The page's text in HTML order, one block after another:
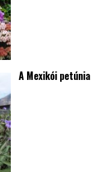
A Mexikói petúnia